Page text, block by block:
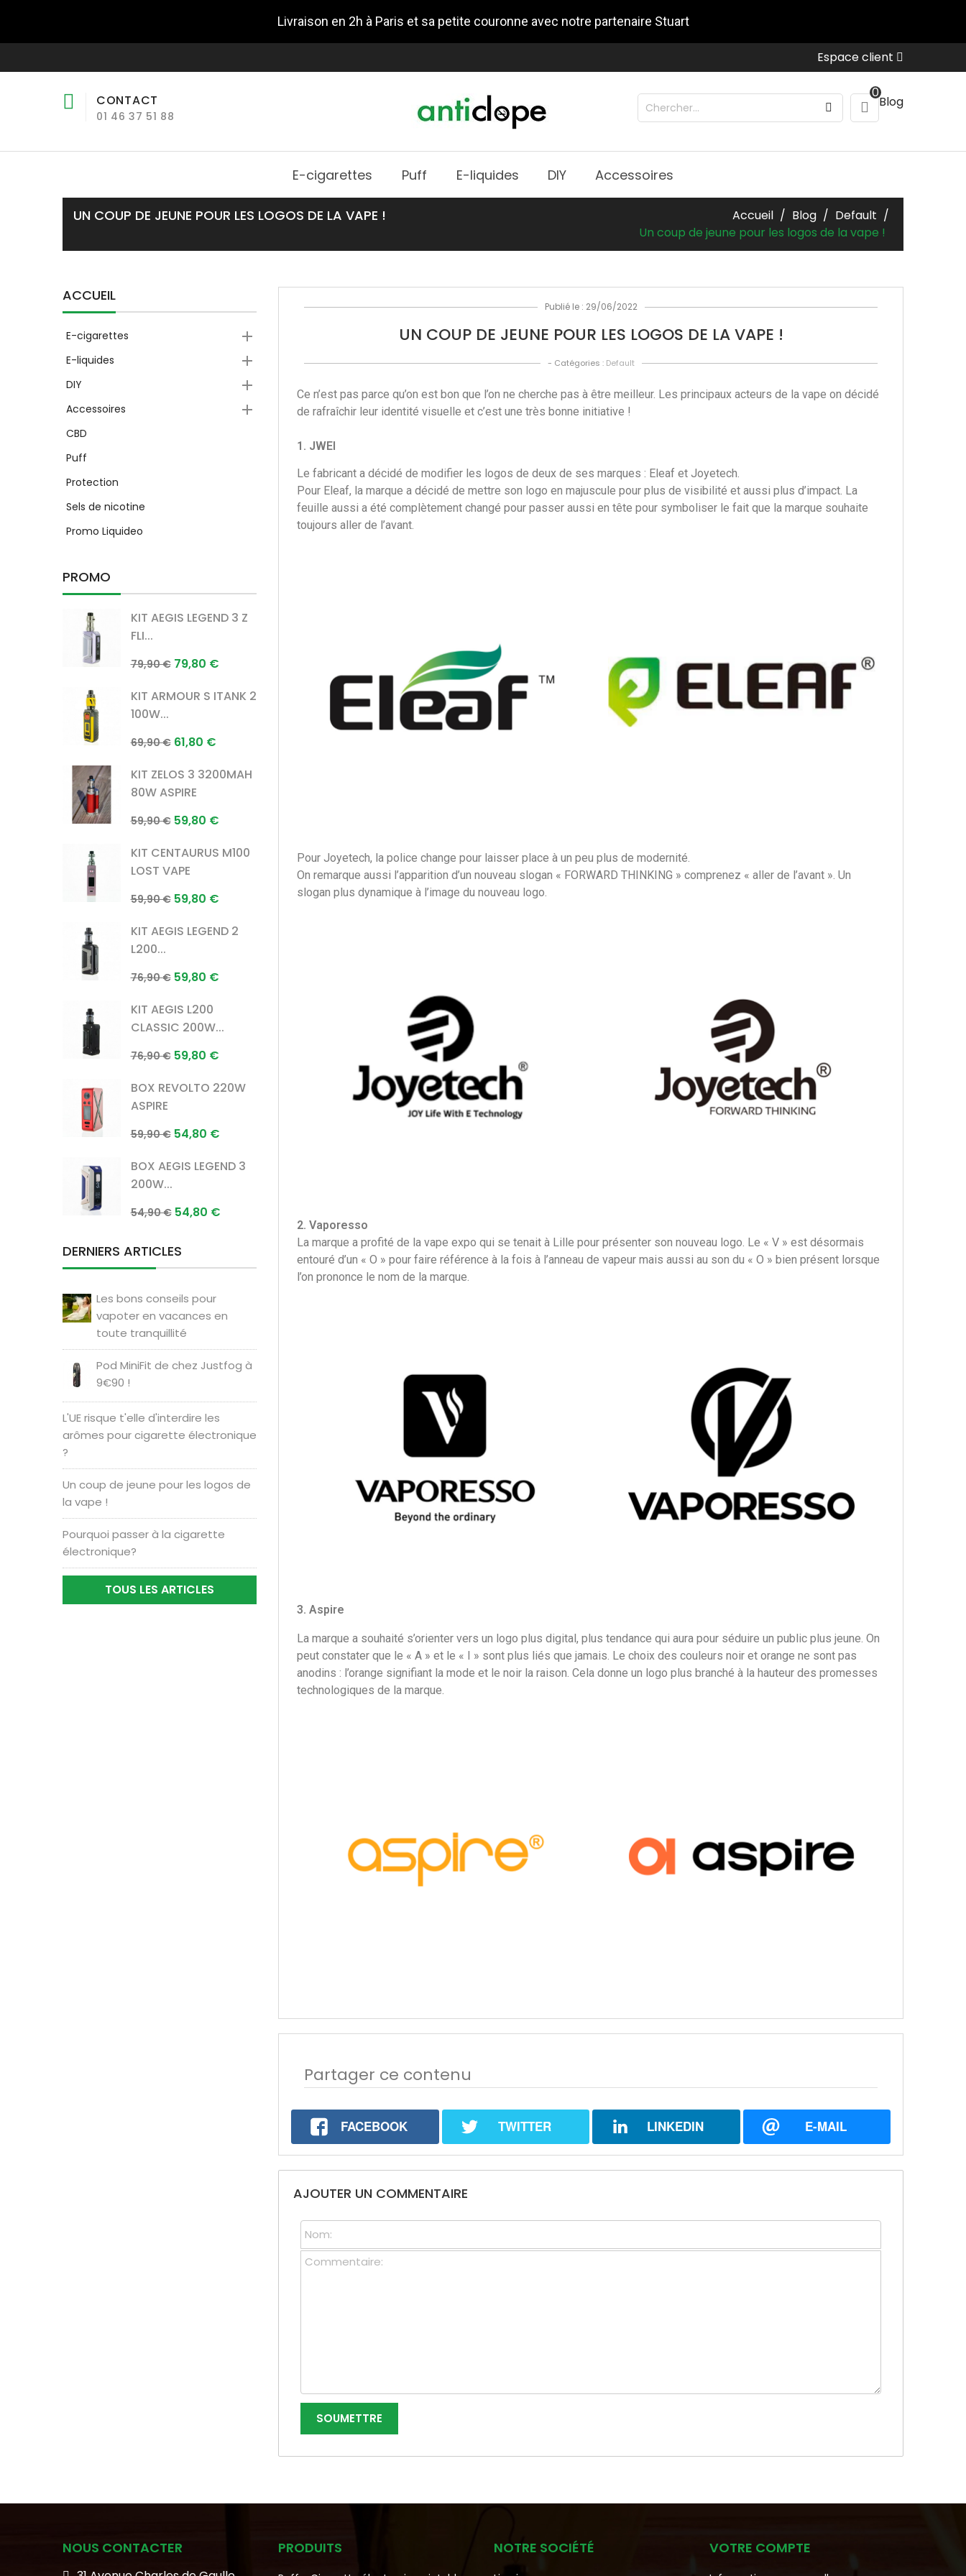
Livraison en 2h à Paris et sa petite couronne avec notre partenaire Stuart
Espace client
CONTACT
01 46 37 51 88
0
Blog
E-cigarettes Puff E-liquides DIY Accessoires
UN COUP DE JEUNE POUR LES LOGOS DE LA VAPE ! Accueil Blog
Default
Un coup de jeune pour les logos de la vape !
ACCUEIL
E-cigarettes 
E-liquides 
DIY 
Accessoires 
CBD
Puff
Protection
Sels de nicotine
Promo Liquideo
PROMO
KIT AEGIS LEGEND 3 Z
FLI...
Prix
79,90 € Prix
79,80 €
KIT ARMOUR S ITANK 2
100W...
Prix
69,90 € Prix
61,80 €
KIT ZELOS 3 3200MAH
80W ASPIRE
Prix
59,90 € Prix
59,80 €
KIT CENTAURUS M100
LOST VAPE
Prix
59,90 € Prix
59,80 €
KIT AEGIS LEGEND 2
L200...
Prix
76,90 € Prix
59,80 €
KIT AEGIS L200
CLASSIC 200W...
Prix
76,90 € Prix
59,80 €
BOX REVOLTO 220W
ASPIRE
Prix
59,90 € Prix
54,80 €
BOX AEGIS LEGEND 3
200W...
Prix
54,90 € Prix
54,80 €
DERNIERS ARTICLES
Les bons conseils pour
vapoter en vacances en
toute tranquillité
Pod MiniFit de chez Justfog à
9€90 !
L'UE risque t'elle d'interdire les
arômes pour cigarette électronique
?
Un coup de jeune pour les logos de
la vape !
Pourquoi passer à la cigarette
électronique?
TOUS LES ARTICLES
Publié le : 29/06/2022
UN COUP DE JEUNE POUR LES LOGOS DE LA VAPE !
- Catégories : Default
Ce n’est pas parce qu’on est bon que l’on ne cherche pas à être meilleur. Les principaux acteurs de la vape on décidé
de rafraîchir leur identité visuelle et c’est une très bonne initiative !
1. JWEI
Le fabricant a décidé de modifier les logos de deux de ses marques : Eleaf et Joyetech.
Pour Eleaf, la marque a décidé de mettre son logo en majuscule pour plus de visibilité et aussi plus d’impact. La
feuille aussi a été complètement changé pour passer aussi en tête pour symboliser le fait que la marque souhaite
toujours aller de l’avant.
Pour Joyetech, la police change pour laisser place à un peu plus de modernité.
On remarque aussi l’apparition d’un nouveau slogan « FORWARD THINKING » comprenez « aller de l’avant ». Un
slogan plus dynamique à l’image du nouveau logo.
2. Vaporesso
La marque a profité de la vape expo qui se tenait à Lille pour présenter son nouveau logo. Le « V » est désormais
entouré d’un « O » pour faire référence à la fois à l’anneau de vapeur mais aussi au son du « O » bien présent lorsque
l’on prononce le nom de la marque.
3. Aspire
La marque a souhaité s’orienter vers un logo plus digital, plus tendance qui aura pour séduire un public plus jeune. On
peut constater que le « A » et le « I » sont plus liés que jamais. Le choix des couleurs noir et orange ne sont pas
anodins : l’orange signifiant la mode et le noir la raison. Cela donne un logo plus branché à la hauteur des promesses
technologiques de la marque.
Partager ce contenu
FACEBOOK TWITTER LINKEDIN E-MAIL
AJOUTER UN COMMENTAIRE
NOUS CONTACTER PRODUITS NOTRE SOCIÉTÉ VOTRE COMPTE